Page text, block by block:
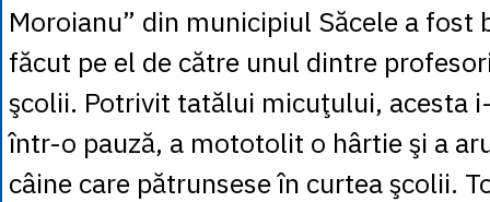
Moroianu” din municipiul Săcele a fost
făcut pe el de către unul dintre
şcolii. Potrivit tatălui micuţului, acesta
într-o pauză, a mototolit o hârtie şi a
câine care pătrunsese în curtea şcolii.